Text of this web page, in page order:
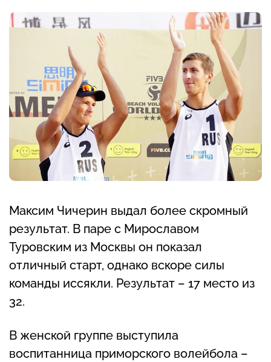
Максим Чичерин выдал более скромный
результат. В паре с Мирославом
Туровским из Москвы он показал
отличный старт, однако вскоре силы
команды иссякли. Результат – 17 место из
32.
В женской группе выступила
воспитанница приморского волейбола –